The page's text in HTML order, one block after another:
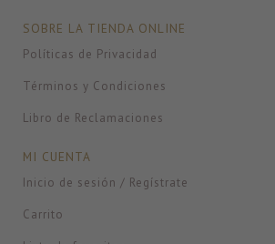
SOBRE LA TIENDA ONLINE
Políticas de Privacidad
Términos y Condiciones
Libro de Reclamaciones
MI CUENTA
Inicio de sesión / Regístrate
Carrito